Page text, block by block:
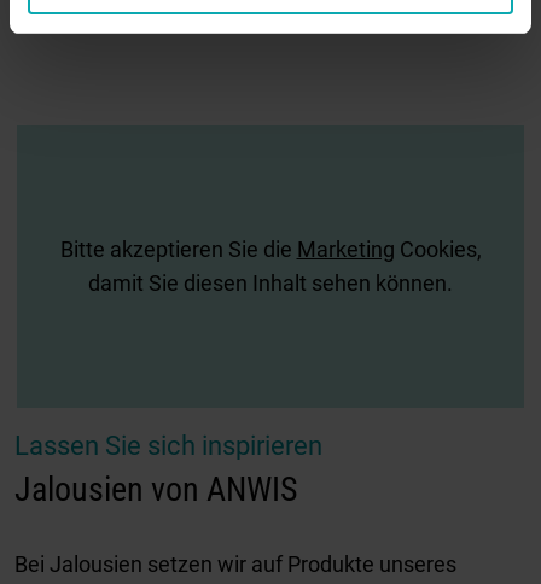
Manuelle oder automatisierte Steuerungsoptionen
Bitte akzeptieren Sie die Marketing Cookies,
damit Sie diesen Inhalt sehen können.
Lassen Sie sich inspirieren
Jalousien von ANWIS
Bei Jalousien setzen wir auf Produkte unseres